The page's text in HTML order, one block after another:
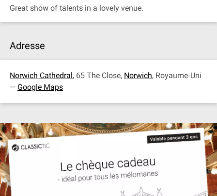
Great show of talents in a lovely venue.
Adresse
Norwich Cathedral, 65 The Close, Norwich, Royaume‐Uni
— Google Maps